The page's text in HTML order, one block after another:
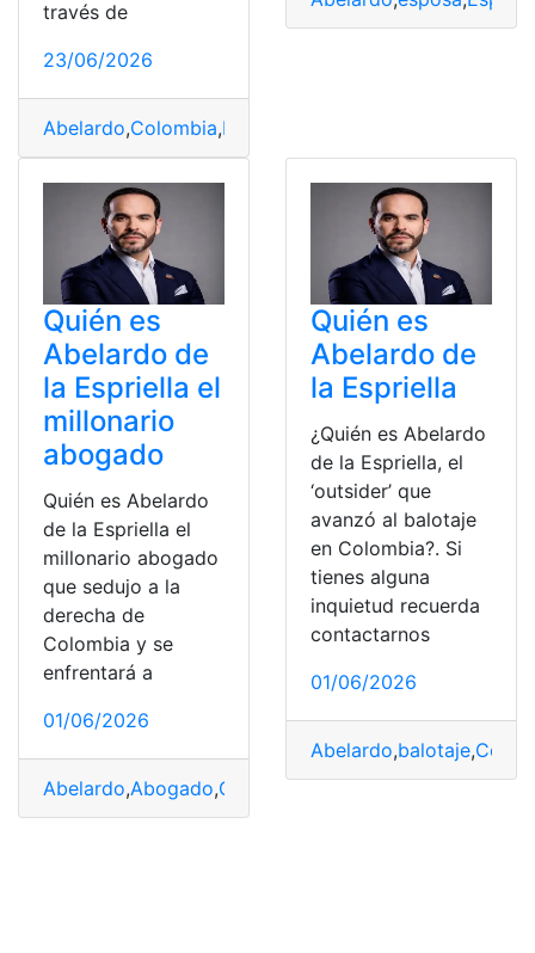
través de
23/06/2026
Abelardo,Colombia,Espriella
Quién es
Abelardo de
la Espriella el
millonario
abogado
Quién es Abelardo
de la Espriella el
millonario abogado
que sedujo a la
derecha de
Colombia y se
enfrentará a
01/06/2026
Abelardo,Abogado,Cepeda,Colombia,derecha,
Quién es
Abelardo de
la Espriella
¿Quién es Abelardo
de la Espriella, el
‘outsider’ que
avanzó al balotaje
en Colombia?. Si
tienes alguna
inquietud recuerda
contactarnos
01/06/2026
Abelardo,balotaje,